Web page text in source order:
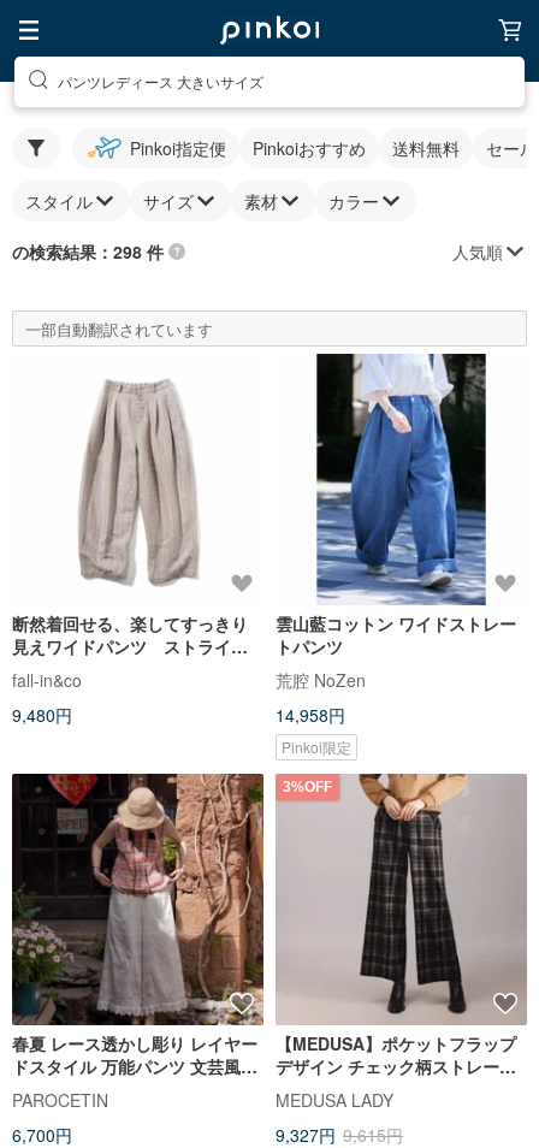
パンツレディース 大きいサイズ
Pinkoi指定便 Pinkoiおすすめ 送料無料 セー
スタイル サイズ 素材 カラー
の検索結果：298 件 人気順
一部自動翻訳されています
断然着回せる、楽してすっきり
見えワイドパンツ ストライプ
ハイウェストパンツ コットン
リネン ベージュ220308-3
fall-in&co
9,480円
雲山藍コットン ワイドストレー
トパンツ
荒腔 NoZen
14,958円
Pinkoi限定
春夏 レース透かし彫り レイヤー
ドスタイル 万能パンツ 文芸風コ
ーマ綿 清涼刺繍 ゴムウエスト 9
分丈パンツ
PAROCETIN
6,700円
3%OFF
【MEDUSA】ポケットフラップ
デザイン チェック柄ストレート
ロングパンツ(M-L) | レディース
カジュアルパンツ ワイドパンツ
MEDUSA LADY
9,327円 9,615円